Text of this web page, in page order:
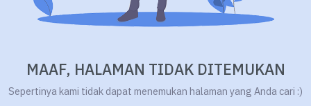
MAAF, HALAMAN TIDAK DITEMUKAN
Sepertinya kami tidak dapat menemukan halaman yang Anda cari :)